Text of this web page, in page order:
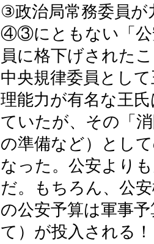
③政治局常務委員が
④③にともない「公
員に格下げされた
中央規律委員とし
理能力が有名な王
ていたが、その「
の準備など）とし
なった。公安より
だ。もちろん、公
の公安予算は軍事
て）が投入される！